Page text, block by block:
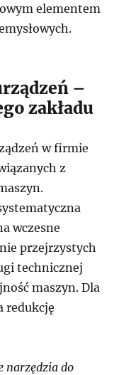
elementem
–
zakładu
w firmie
z
wczesne
przejrzystych
technicznej
maszyn. Dla
redukcję
narzędzia do